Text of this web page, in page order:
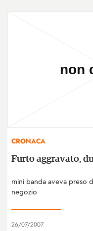
CRONACA
Furto aggravato,
mini banda aveva preso
negozio
26/07/2007